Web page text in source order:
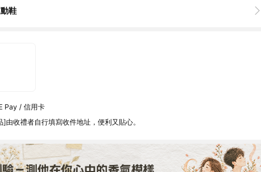
鞋
Pay / 信用卡
]由收禮者自行填寫收件地址，便利又貼心。